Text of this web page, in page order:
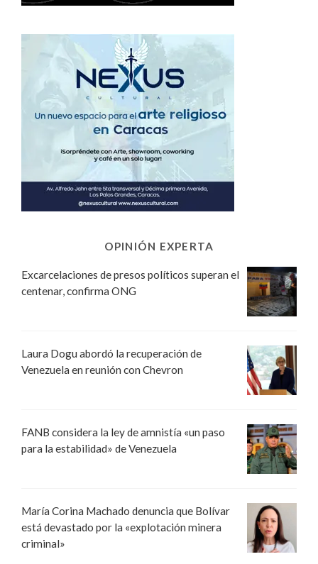
OPINIÓN EXPERTA
Excarcelaciones de presos políticos superan el
centenar, confirma ONG
Laura Dogu abordó la recuperación de
Venezuela en reunión con Chevron
FANB considera la ley de amnistía «un paso
para la estabilidad» de Venezuela
María Corina Machado denuncia que Bolívar
está devastado por la «explotación minera
criminal»